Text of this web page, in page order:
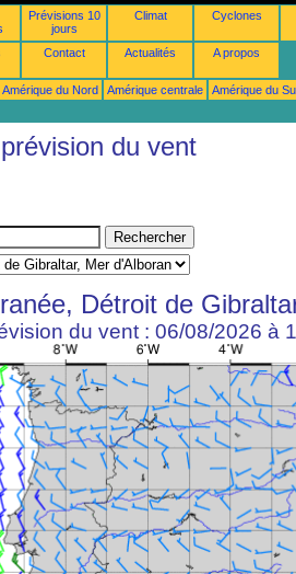
Prévisions 10
jours
Climat Cyclones
Contact Actualités A propos
Amérique du Nord Amérique centrale
Amérique du
du vent
Détroit de
du vent : 06/08/2026 à